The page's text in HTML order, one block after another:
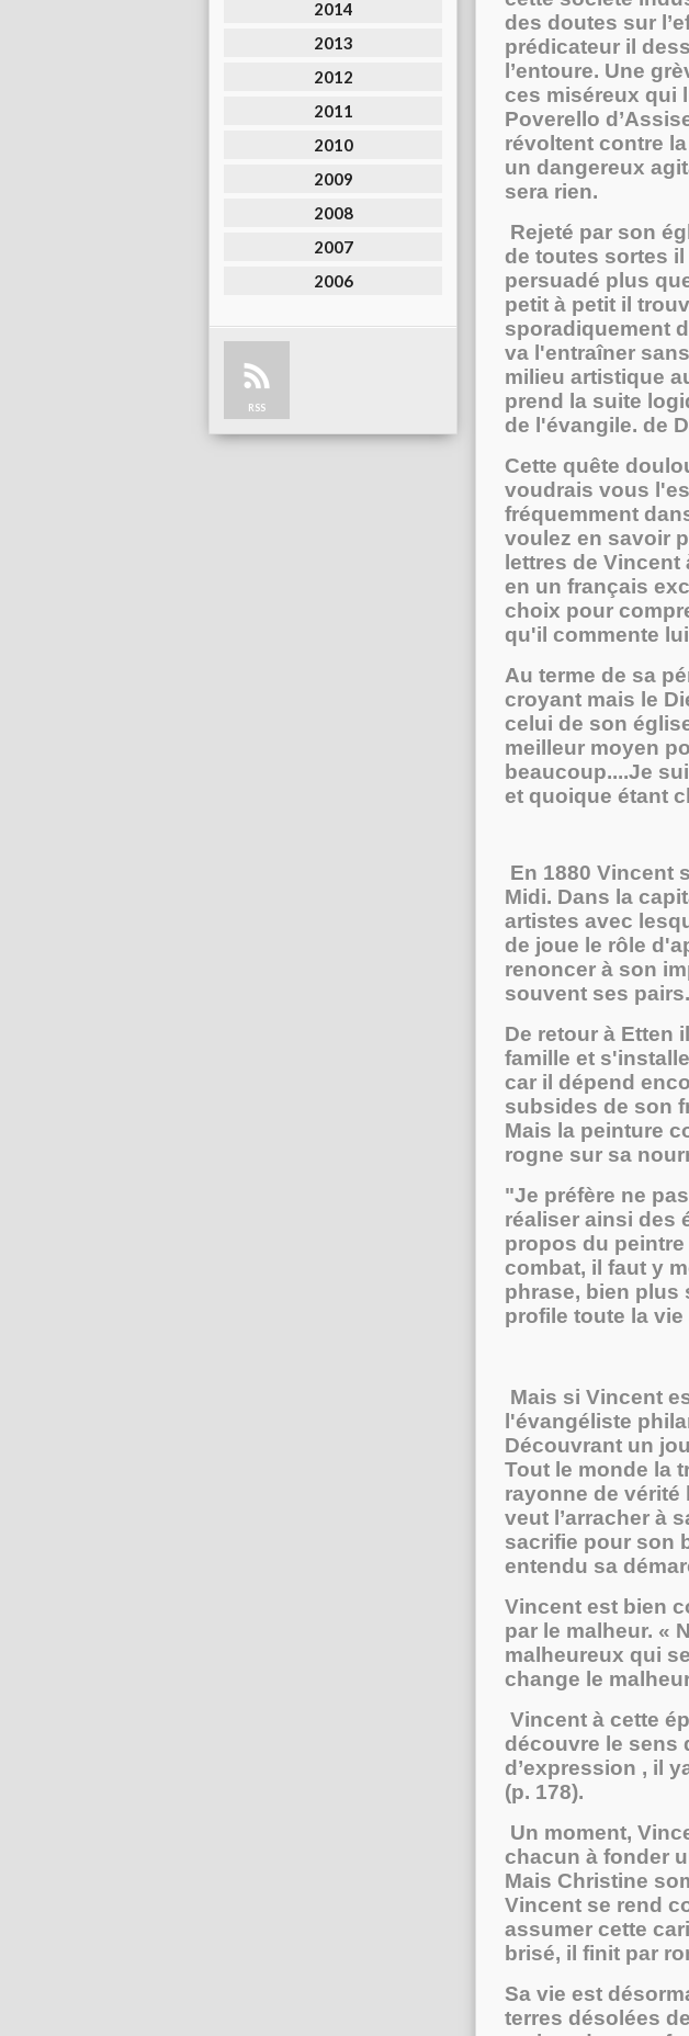
2014
2013
2012
2011
2010
2009
2008
2007
2006
RSS
des doutes sur
prédicateur il
l’entoure. Une
ces miséreux qui
Poverello
révoltent contre
un dangereux
sera rien.
Rejeté par son
de toutes sortes
persuadé plus
petit à petit il
sporadiquement
va l'entraîner
milieu artistique
prend la suite
de l'évangile. de
Cette quête
voudrais vous
fréquemment
voulez en savoir
lettres de
en un français
choix pour
qu'il commente
Au terme de sa
croyant mais le
celui de son
meilleur moyen
beaucoup....Je
et quoique étant
En 1880 Vincent
Midi. Dans la
artistes avec
de joue le rôle
renoncer à son
souvent ses pairs.
De retour à Etten
famille et
car il dépend
subsides de son
Mais la peinture
rogne sur sa
"Je préfère ne
réaliser ainsi des
propos du
combat, il faut y
phrase, bien plus
profile toute la vie
Mais si Vincent
l'évangéliste
Découvrant un
Tout le monde la
rayonne de vérité
veut l’arracher à
sacrifie pour son
entendu sa
Vincent est bien
par le malheur. «
malheureux qui
change le
Vincent à cette
découvre le sens
d’expression , il
(p. 178).
Un moment,
chacun à fonder
Mais Christine
Vincent se rend
assumer cette
brisé, il finit par
Sa vie est
terres désolées